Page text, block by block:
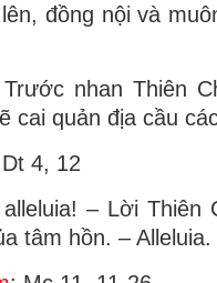
đồng nội và
nhan Thiên
cai quản địa cầu
4, 12
alleluia! – Lời
tâm hồn. – Alleluia.